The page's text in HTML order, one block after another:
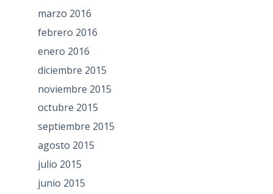
marzo 2016
febrero 2016
enero 2016
diciembre 2015
noviembre 2015
octubre 2015
septiembre 2015
agosto 2015
julio 2015
junio 2015